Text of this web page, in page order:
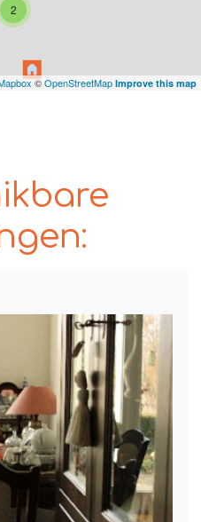
2
©OpenStreetMap Improve this map